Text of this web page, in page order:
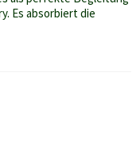
Es absorbiert die